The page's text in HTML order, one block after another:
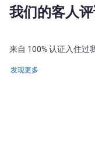
我们的客人
来自 100% 认证入住过
发现更多